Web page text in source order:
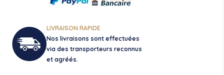
LIVRAISON RAPIDE
Nos livraisons sont effectuées
via des transporteurs reconnus
et agréés.